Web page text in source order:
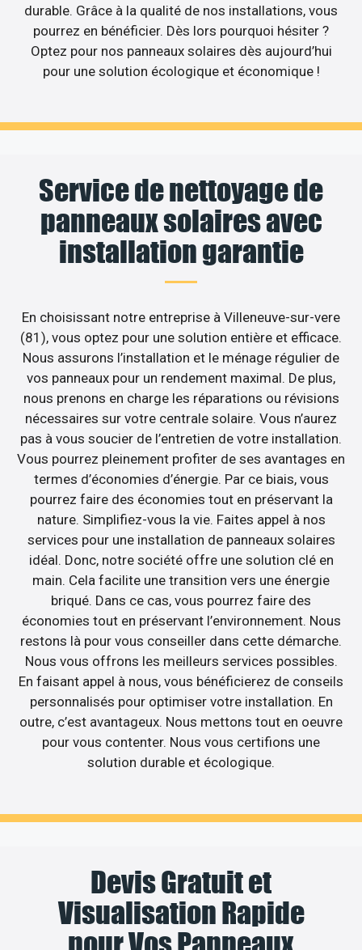
durable. Grâce à la qualité de nos installations, vous
pourrez en bénéficier. Dès lors pourquoi hésiter ?
Optez pour nos panneaux solaires dès aujourd’hui
pour une solution écologique et économique !
Service de nettoyage de
panneaux solaires avec
installation garantie
En choisissant notre entreprise à Villeneuve-sur-vere
(81), vous optez pour une solution entière et efficace.
Nous assurons l’installation et le ménage régulier de
vos panneaux pour un rendement maximal. De plus,
nous prenons en charge les réparations ou révisions
nécessaires sur votre centrale solaire. Vous n’aurez
pas à vous soucier de l’entretien de votre installation.
Vous pourrez pleinement profiter de ses avantages en
termes d’économies d’énergie. Par ce biais, vous
pourrez faire des économies tout en préservant la
nature. Simplifiez-vous la vie. Faites appel à nos
services pour une installation de panneaux solaires
idéal. Donc, notre société offre une solution clé en
main. Cela facilite une transition vers une énergie
briqué. Dans ce cas, vous pourrez faire des
économies tout en préservant l’environnement. Nous
restons là pour vous conseiller dans cette démarche.
Nous vous offrons les meilleurs services possibles.
En faisant appel à nous, vous bénéficierez de conseils
personnalisés pour optimiser votre installation. En
outre, c’est avantageux. Nous mettons tout en oeuvre
pour vous contenter. Nous vous certifions une
solution durable et écologique.
Devis Gratuit et
Visualisation Rapide